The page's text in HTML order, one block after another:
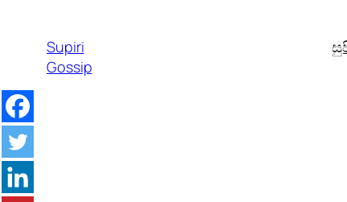
contentSupiri
Gossip